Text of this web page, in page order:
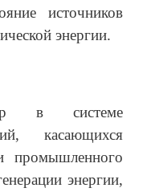
источников
энергии.
в системе
касающихся
промышленного
энергии,